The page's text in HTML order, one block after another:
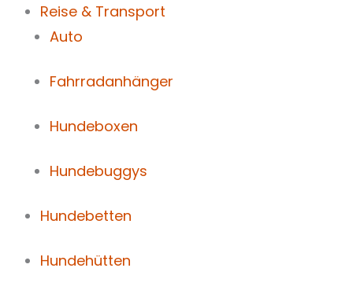
Reise & Transport
Auto
Fahrradanhänger
Hundeboxen
Hundebuggys
Hundebetten
Hundehütten